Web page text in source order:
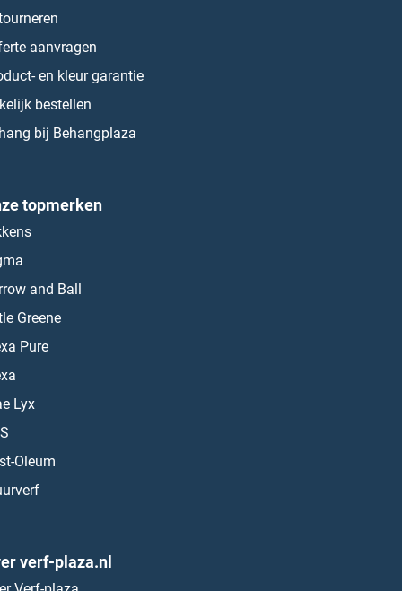
aanvragen
en kleur garantie
bestellen
bij Behangplaza
topmerken
and Ball
Greene
Pure
Lyx
Oleum
verf-plaza.nl